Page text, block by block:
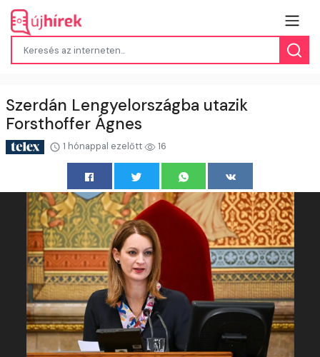
Szerdán Lengyelországba utazik
Forsthoffer Ágnes
1 hónappal ezelőtt 16